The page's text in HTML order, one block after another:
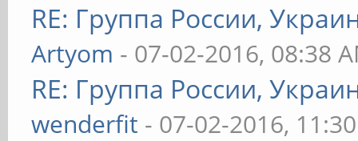
RE: Группа России,
Artyom - 07-02-2016, 08:38
RE: Группа России,
wenderfit - 07-02-2016,